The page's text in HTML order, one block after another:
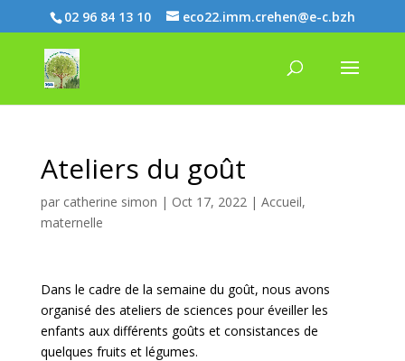
02 96 84 13 10 eco22.imm.crehen@e-c.bzh
Ateliers du goût
par catherine simon | Oct 17, 2022| Accueil,
maternelle
Dans le cadre de la semaine du goût, nous avons
organisé des ateliers de sciences pour éveiller les
enfants aux différents goûts et consistances de
quelques fruits et légumes.